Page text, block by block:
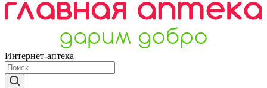
Интернет-аптека